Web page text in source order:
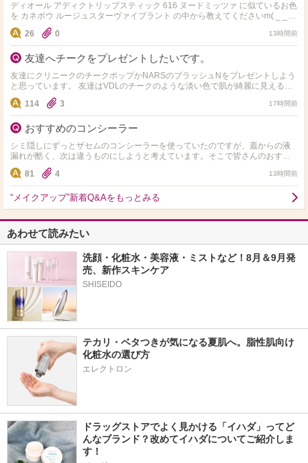
ディオール アディクトリップスティック 616 ヌードミッツァ に似ているお色
を カネボウ ルージュスターヴァイブラント の中から教えてくださいm( _ _
)m よろしくお願いします！
26 0 13時間前
友達へチークをプレゼントしたいです。
友達にクリニークのチークポップかNARSのブラッシュNをプレゼントしよう
と思っています。 友達はVDLのチークのような淡い色で肌が綺麗に見えるチ
ークが好きな子です。 上の二つならどちらの方が良…
114 3 17時間前
おすすめのコンシーラー
シミ隠しにずっとザセムのコンシーラーを使っていたのですが、蓋からの液
漏れが酷く、次は違うものにしようと考えています。そこで皆さんのおすす
めをお聞きしたいです。ドラッグストアやロフトなどで売っている…
81 4 13時間前
“メイクアップ”新着Q&Aをもっとみる
あわせて読みたい
洗顔・化粧水・美容液・ミストなど！8月＆9月発
売、新作スキンケア
テカリ・ベタつきが気になる夏肌へ。脂性肌向け
化粧水の選び方
エレクトロン
ドラッグストアでよく見かける「イハダ」ってど
んなブランド？改めてイハダについてご紹介しま
す！